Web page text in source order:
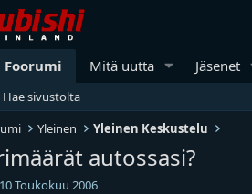
Foorumi Mitä uutta Jäsenet
Hae sivustolta
Yleinen Yleinen Keskustelu
autossasi?
A10 Toukokuu 2006